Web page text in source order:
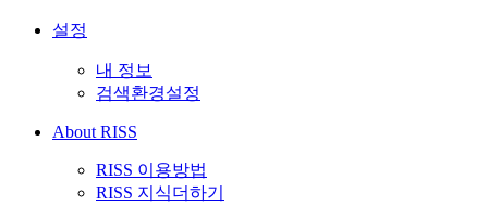
설정
내 정보
검색환경설정
About RISS
RISS 이용방법
RISS 지식더하기